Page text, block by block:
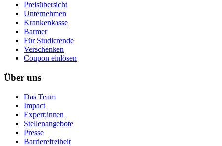
Preisübersicht
Unternehmen
Krankenkasse
Barmer
Für Studierende
Ver­schen­ken
Coupon einlösen
Über uns
Das Team
Impact
Expert:innen
Stellenangebote
Presse
Barrierefreiheit